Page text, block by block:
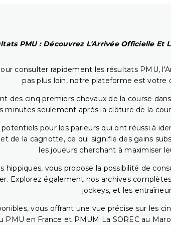
PMU : Découvrez L'Arrivée Officielle Et
consulter rapidement les résultats PMU,
pas plus loin, notre plateforme est votre
des cinq premiers chevaux de la course
minutes seulement après la clôture de la
pour les parieurs qui ont réussi à
de la cagnotte, ce qui signifie des gains
les joueurs cherchant à maximiser
hippiques, vous propose la possibilité de
Explorez également nos archives
jockeys, et les
vous offrant une vue précise sur les
en France et PMUM La SOREC au